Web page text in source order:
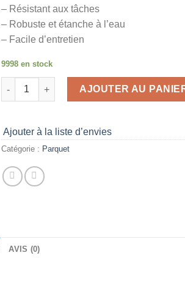
– Résistant aux tâches
– Robuste et étanche à l’eau
– Facile d’entretien
9998 en stock
AJOUTER AU
Ajouter à la liste d’envies
Catégorie : Parquet
AVIS (0)